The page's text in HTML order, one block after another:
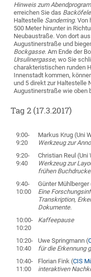
Hinweis zum
erreichen Sie das Backöfele
Haltestelle Sanderring. Von
500 Meter hinunter in
Neubaustraße. Von dort
Augustinerstraße und
Bockgasse. Am Ende der
Ursulinergasse, wo Sie
charakteristischen runden
Innenstadt kommen,
und 5 direkt zur Haltestelle
Augustinerstraße wie oben
Tag 2 (17.3.2017)
9:00-
9:20
Markus Krug (Uni
Werkzeug zur
9:20-
9:40
Christian Reul (Uni
Werkzeug zur
frühen
9:40-
10:00
Günter Mühlberger
Eine
Transkription,
Dokumente.
10:00-
10:20
Kaffeepause
10:20-
10:40
Uwe Springmann (
für die Erkennung
10:40-
11:00
Florian Fink (CIS
interaktiven